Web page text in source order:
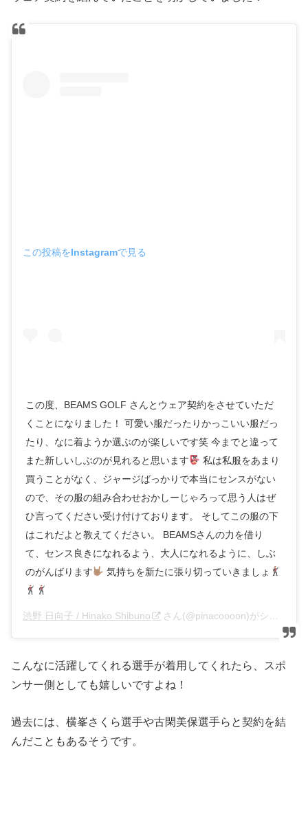
この投稿をInstagramで見る
この度、BEAMS GOLF さんとウェア契約をさせていただ
くことになりました！ 可愛い服だったりかっこいい服だっ
たり、なに着ようか選ぶのが楽しいです笑 今までと違って
また新しいしぶのが見れると思います
私は私服をあまり
買うことがなく、ジャージばっかりで本当にセンスがない
ので、その服の組み合わせおかしーじゃろって思う人はぜ
ひ言ってください受け付けております。 そしてこの服の下
はこれだよと教えてください。 BEAMSさんの力を借り
て、センス良きになれるよう、大人になれるように、しぶ
のがんばります
気持ちを新たに張り切っていきましょ
渋野 日向子 / Hinako Shibuno さん(@pinacoooon)がシェアした投稿 –
こんなに活躍してくれる選手が着用してくれたら、スポ
ンサー側としても嬉しいですよね！
過去には、横峯さくら選手や古閑美保選手らと契約を結
んだこともあるそうです。